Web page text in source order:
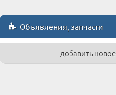
Объявления, запчасти
добавить